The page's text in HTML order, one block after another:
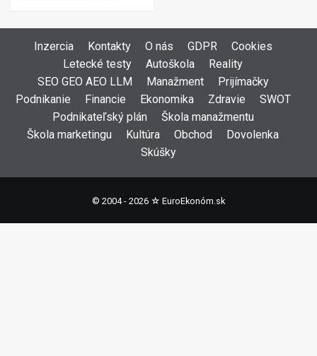
Inzercia Kontakty O nás GDPR
Cookies
Letecké testy
Autoškola
Reality
SEO GEO AEO LLM
Manažment
Prijímačky
Podnikanie
Financie Ekonomika Zdravie
SWOT
Podnikateľský plán
Škola manažmentu
Škola marketingu
Kultúra Obchod
Dovolenka
Skúšky
© 2004 - 2026 ☆ EuroEkonóm.sk